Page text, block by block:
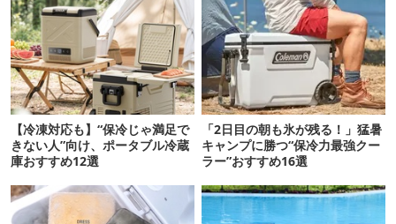
【冷凍対応も】“保冷じゃ満足で
きない人”向け、ポータブル冷蔵
庫おすすめ12選
「2日目の朝も氷が残る！」猛暑
キャンプに勝つ“保冷力最強クー
ラー”おすすめ16選